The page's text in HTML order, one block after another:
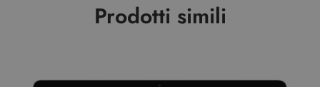
Prodotti simili